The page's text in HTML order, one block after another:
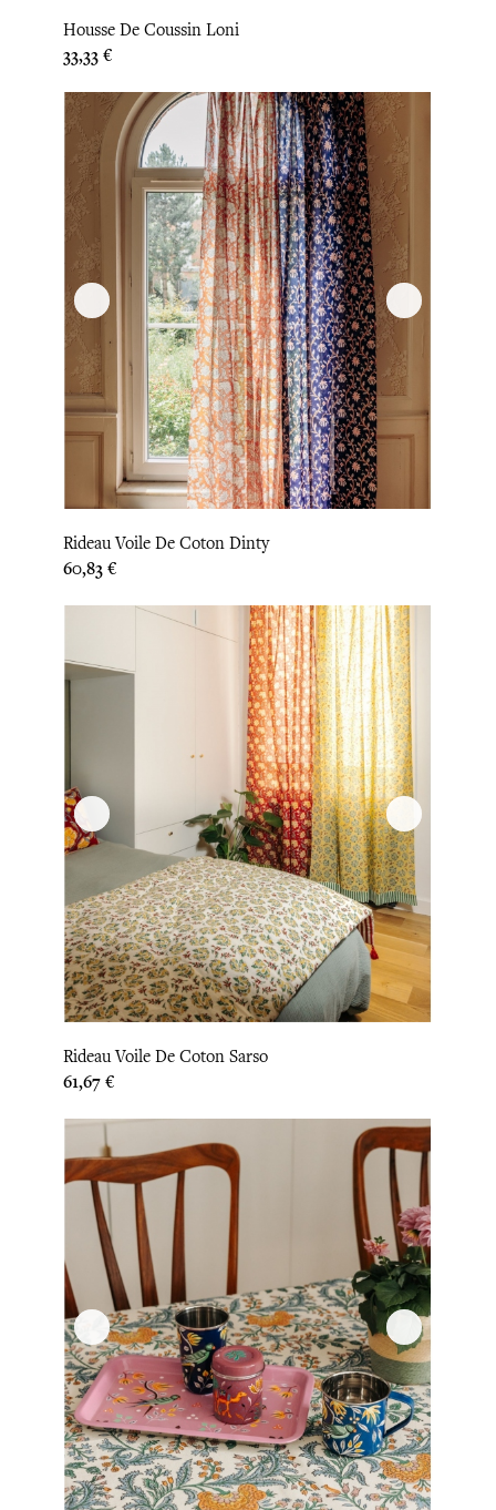
Housse De Coussin Loni
Prix
33,33 €
Rideau Voile De Coton Dinty
Prix
60,83 €
Rideau Voile De Coton Sarso
Prix
61,67 €